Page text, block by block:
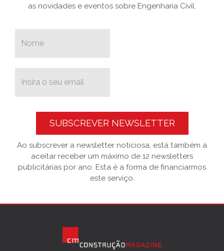
as novidades e eventos sobre Engenharia Civil.
SUBSCREVER NEWSLETTER
Ao subscrever a newsletter noticiosa, está também a
aceitar receber um máximo de 12 newsletters
publicitárias por ano. Esta é a forma de financiarmos
este serviço.